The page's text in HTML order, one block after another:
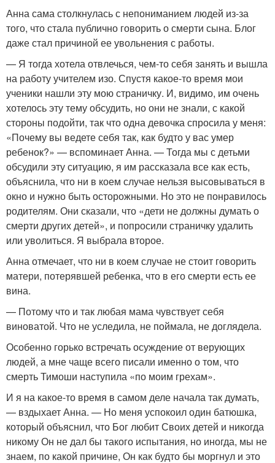
Анна сама столкнулась с непониманием людей из-за
того, что стала публично говорить о смерти сына. Блог
даже стал причиной ее увольнения с работы.
— Я тогда хотела отвлечься, чем-то себя занять и вышла
на работу учителем изо. Спустя какое-то время мои
ученики нашли эту мою страничку. И, видимо, им очень
хотелось эту тему обсудить, но они не знали, с какой
стороны подойти, так что одна девочка спросила у меня:
«Почему вы ведете себя так, как будто у вас умер
ребенок?» — вспоминает Анна. — Тогда мы с детьми
обсудили эту ситуацию, я им рассказала все как есть,
объяснила, что ни в коем случае нельзя высовываться в
окно и нужно быть осторожными. Но это не понравилось
родителям. Они сказали, что «дети не должны думать о
смерти других детей», и попросили страничку удалить
или уволиться. Я выбрала второе.
Анна отмечает, что ни в коем случае не стоит говорить
матери, потерявшей ребенка, что в его смерти есть ее
вина.
— Потому что и так любая мама чувствует себя
виноватой. Что не уследила, не поймала, не доглядела.
Особенно горько встречать осуждение от верующих
людей, а мне чаще всего писали именно о том, что
смерть Тимоши наступила «по моим грехам».
И я на какое-то время в самом деле начала так думать,
— вздыхает Анна. — Но меня успокоил один батюшка,
который объяснил, что Бог любит Своих детей и никогда
никому Он не дал бы такого испытания, но иногда, мы не
знаем, по какой причине, Он как будто бы моргнул и это